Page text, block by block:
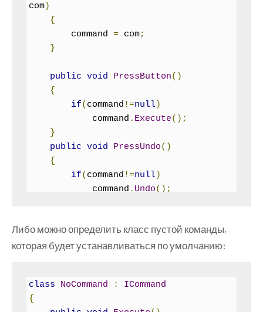
int
public MicrowaveCommand
int
        microwave
= m;
void Execute()
{
        microwave
. StartCooking
        microwave
. StopCooking ();
}
com)
{
        command
= com;
}
public void PressButton()
{
if( command !=null)
            command
. Execute();
}
public void PressUndo()
{
if( command !=null)
            command
. Undo();
Либо можно определить класс пустой команды,
которая будет устанавливаться по умолчанию:
class NoCommand :
ICommand
{